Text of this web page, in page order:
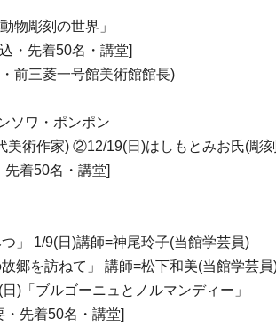
物彫刻の世界」
・先着50名・講堂]
前三菱一号館美術館館長)
ソワ・ポンポン
術作家) ②12/19(日)はしもとみお氏(彫
着50名・講堂]
」 1/9(日)講師=神尾玲子(当館学芸員)
郷を訪ねて」 講師=松下和美(当館学芸員
)「ブルゴーニュとノルマンディー」
先着50名・講堂]